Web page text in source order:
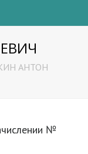
АНТОН
№